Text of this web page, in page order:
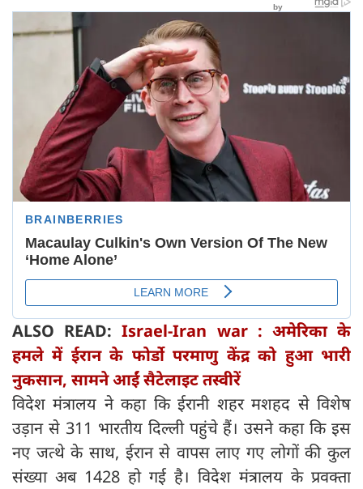
ALSO READ:Israel-Iran war : अमेरिका के
हमले में ईरान के फोर्डो परमाणु केंद्र को हुआ भारी
नुकसान, सामने आईं सैटेलाइट तस्वीरें
विदेश मंत्रालय ने कहा कि ईरानी शहर मशहद से विशेष
उड़ान से 311 भारतीय दिल्ली पहुंचे हैं। उसने कहा कि इस
नए जत्थे के साथ, ईरान से वापस लाए गए लोगों की कुल
संख्या अब 1428 हो गई है। विदेश मंत्रालय के प्रवक्ता